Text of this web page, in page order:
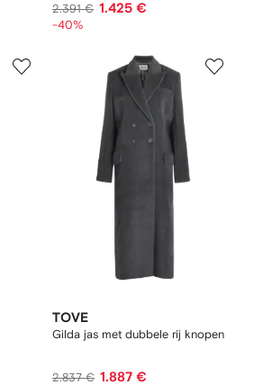
2.391 € 1.425 €
-40%
TOVE
Gilda jas met dubbele rij knopen
2.837 € 1.887 €